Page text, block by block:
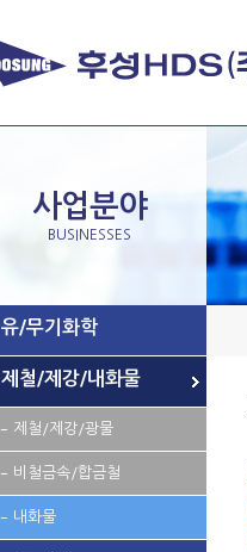
사업분야
BUSINESSES
유/무기화학
제철/제강/내화물
제철/제강/광물
비철금속/합금철
내화물